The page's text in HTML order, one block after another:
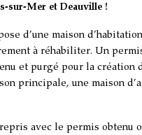
sur-Mer et Deauville !
d’une maison
à réhabiliter. Un
et purgé pour la création
principale, une maison
avec le permis obtenu